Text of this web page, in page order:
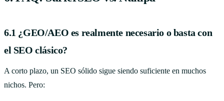
6.1 ¿GEO/AEO es realmente necesario o basta con
el SEO clásico?
A corto plazo, un SEO sólido sigue siendo suficiente en muchos
nichos. Pero: